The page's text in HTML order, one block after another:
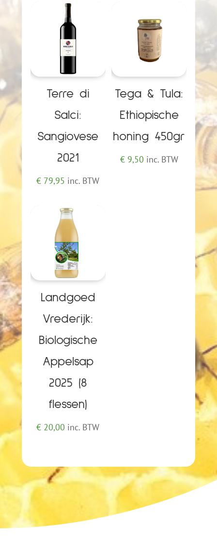
Terre di
Salci:
Sangiovese
2021
€ 79,95 inc. BTW
Tega & Tula:
Ethiopische
honing 450gr
€9,50 inc. BTW
Landgoed
Vrederijk:
Biologische
Appelsap
2025 (8
flessen)
€ 20,00 inc. BTW